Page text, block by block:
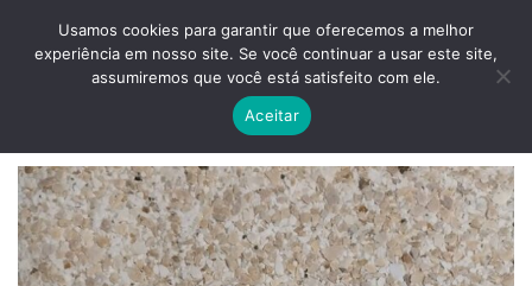
0
Usamos cookies para garantir que oferecemos a melhor
experiência em nosso site. Se você continuar a usar este site,
assumiremos que você está satisfeito com ele.
Aceitar